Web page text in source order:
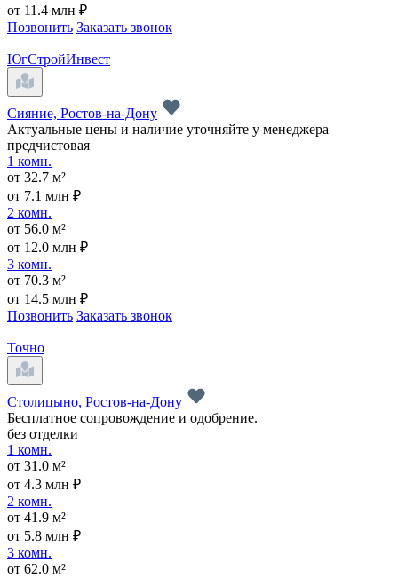
от 11.4 млн ₽
Позвонить Заказать звонок
ЮгСтройИнвест
Сияние, Ростов-на-Дону
Актуальные цены и наличие уточняйте у менеджера
предчистовая
1 комн.
от 32.7 м²
от 7.1 млн ₽
2 комн.
от 56.0 м²
от 12.0 млн ₽
3 комн.
от 70.3 м²
от 14.5 млн ₽
Позвонить Заказать звонок
Точно
Столицыно, Ростов-на-Дону
Бесплатное сопровождение и одобрение.
без отделки
1 комн.
от 31.0 м²
от 4.3 млн ₽
2 комн.
от 41.9 м²
от 5.8 млн ₽
3 комн.
от 62.0 м²